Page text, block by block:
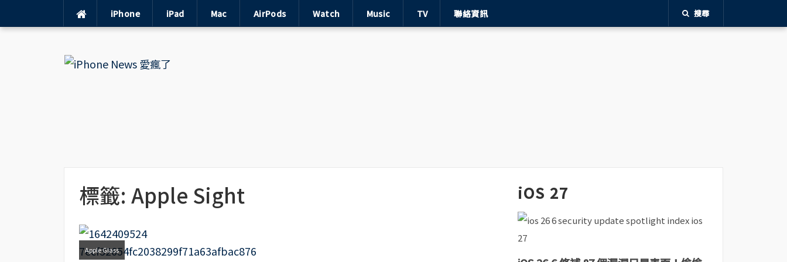
iPhone iPad Mac AirPods Watch Music TV 聯絡資訊 搜尋
標籤: Apple Sight
Apple Glass
iOS 27